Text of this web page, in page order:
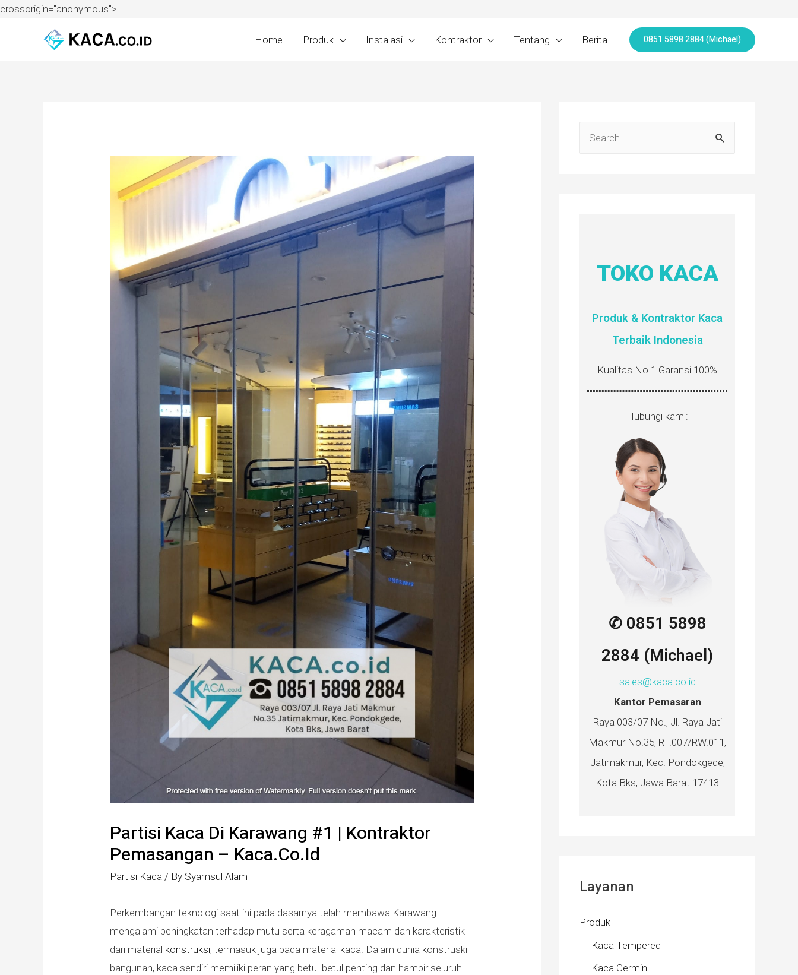
crossorigin="anonymous">
Home Produk Instalasi Kontraktor Tentang Berita 0851 5898 2884 (Michael)
Partisi Kaca Di Karawang #1 | Kontraktor
Pemasangan – Kaca.co.id
Partisi Kaca / By Syamsul Alam
Perkembangan teknologi saat ini pada dasarnya telah membawa Karawang
mengalami peningkatan terhadap mutu serta keragaman macam dan karakteristik
dari material konstruksi, termasuk juga pada material kaca. Dalam dunia konstruski
bangunan, kaca sendiri memiliki peran yang betul-betul penting dan hampir seluruh
TOKO KACA
Produk & Kontraktor Kaca
Terbaik Indonesia
Kualitas No.1 Garansi 100%
Hubungi kami:
✆ 0851 5898
2884 (Michael)
sales@kaca.co.id
Kantor Pemasaran
Raya 003/07 No., Jl. Raya Jati
Makmur No.35, RT.007/RW.011,
Jatimakmur, Kec. Pondokgede,
Kota Bks, Jawa Barat 17413
Layanan
Produk
Kaca Tempered
Kaca Cermin